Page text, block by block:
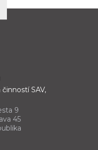
SAV,
9
45